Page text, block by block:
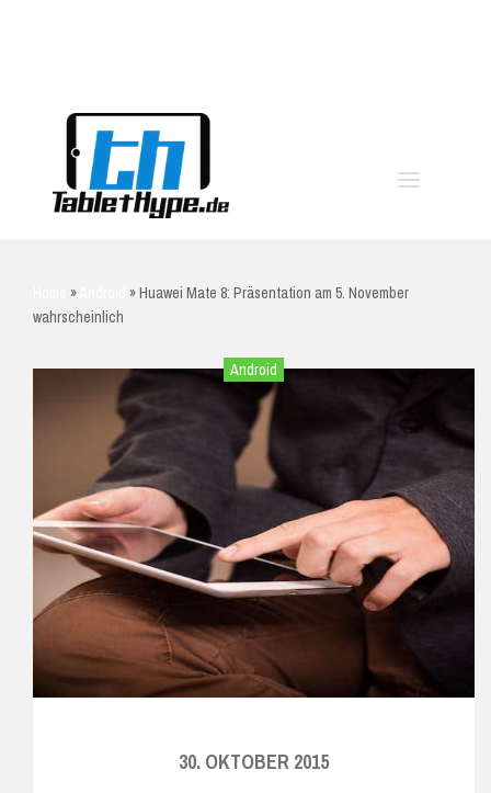
» »Huawei Mate 8: Präsentation am 5. November
wahrscheinlich
Android
30. OKTOBER 2015